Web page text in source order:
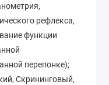
рефлекса,
функции
перепонке);
Скрининговый,